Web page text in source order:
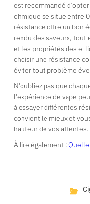
est recommandé
ohmique se situe entre
résistance offre un bon
rendu des saveurs, tout
et les propriétés des e-
choisir une résistance
éviter tout problème
N’oubliez pas que
l’expérience de vape
à essayer différentes
convient le mieux et
hauteur de vos attentes.
À lire également :